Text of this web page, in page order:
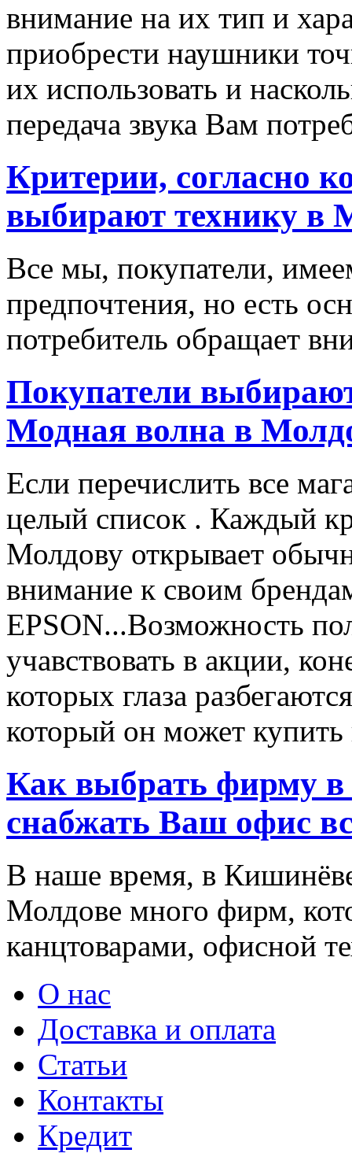
внимание на их тип и
приобрести наушники
их использовать и
передача звука Вам
Критерии, согласно
выбирают технику в
Все мы, покупатели,
предпочтения, но есть
потребитель обращает
Покупатели
Модная волна в
Если перечислить все
целый список . Каждый
Молдову открывает
внимание к своим
EPSON...Возможность
учавствовать в акции,
которых глаза
который он может купить
Как выбрать фирму в
снабжать Ваш офис
В наше время, в
Молдове много фирм,
канцтоварами, офисной
О нас
Доставка и оплата
Статьи
Контакты
Кредит